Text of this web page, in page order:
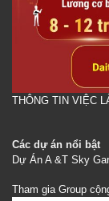
THÔNG TIN VIỆC
Các dự án nổi bật
Dự Án A &T Sky
Tham gia Group